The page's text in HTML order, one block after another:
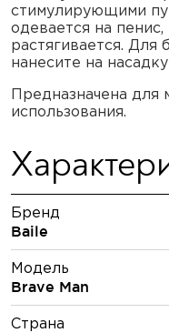
стимулирующими
одевается на
растягивается. Для
нанесите на
Предназначена для
использования.
Бренд
Baile
Модель
Brave Man
Страна